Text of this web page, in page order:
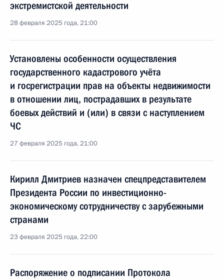
экстремистской деятельности
28 февраля 2025 года, 21:00
Установлены особенности осуществления
государственного кадастрового учёта
и госрегистрации прав на объекты недвижимости
в отношении лиц, пострадавших в результате
боевых действий и (или) в связи с наступлением
ЧС
27 февраля 2025 года, 21:00
Кирилл Дмитриев назначен спецпредставителем
Президента России по инвестиционно-
экономическому сотрудничеству с зарубежными
странами
23 февраля 2025 года, 22:00
Распоряжение о подписании Протокола